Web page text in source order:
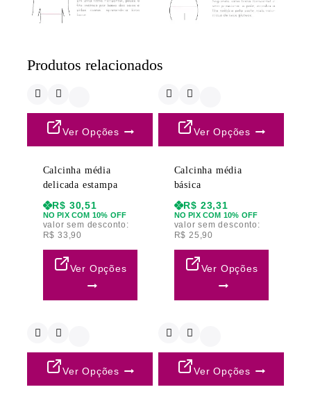
Produtos relacionados
Ver Opções
Calcinha média
delicada estampa
R$ 30,51
NO PIX COM 10% OFF
valor sem desconto:
R$ 33,90
Ver Opções
Ver Opções
Calcinha média
básica
R$ 23,31
NO PIX COM 10% OFF
valor sem desconto:
R$ 25,90
Ver Opções
Ver Opções Ver Opções